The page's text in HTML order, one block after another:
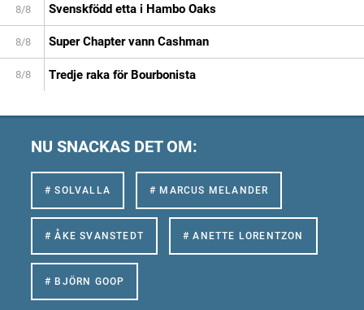
8/8 Svenskfödd etta i Hambo Oaks
8/8 Super Chapter vann Cashman
8/8 Tredje raka för Bourbonista
NU SNACKAS DET OM:
# SOLVALLA # MARCUS MELANDER
# ÅKE SVANSTEDT # ANETTE LORENTZON
# BJÖRN GOOP